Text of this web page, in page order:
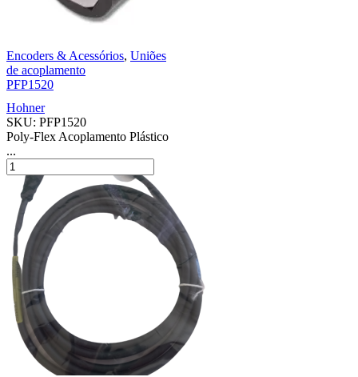
Encoders & Acessórios, Uniões
de acoplamento
PFP1520
Hohner
SKU: PFP1520
Poly-Flex Acoplamento Plástico
...